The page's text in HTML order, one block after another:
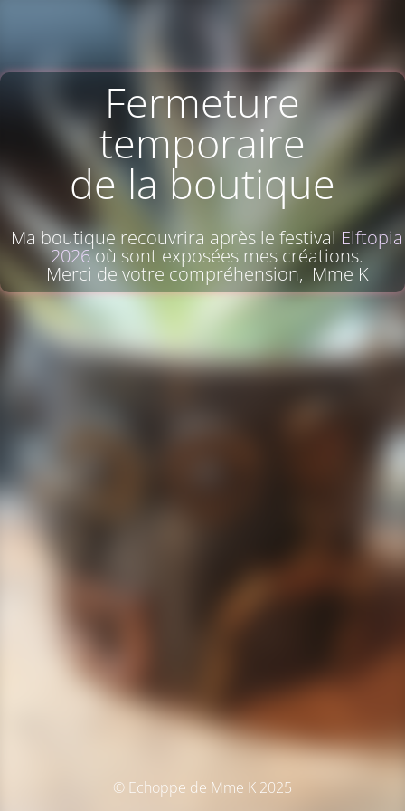
Fermeture
temporaire
de la boutique
Ma boutique recouvrira après le festival Elftopia
2026où sont exposées mes créations.
Merci de votre compréhension, Mme K
© Echoppe de Mme K 2025